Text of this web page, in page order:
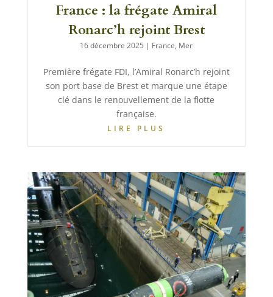
France : la frégate Amiral
Ronarc’h rejoint Brest
16 décembre 2025 | France, Mer
Première frégate FDI, l’Amiral Ronarc’h rejoint
son port base de Brest et marque une étape
clé dans le renouvellement de la flotte
française.
LIRE PLUS